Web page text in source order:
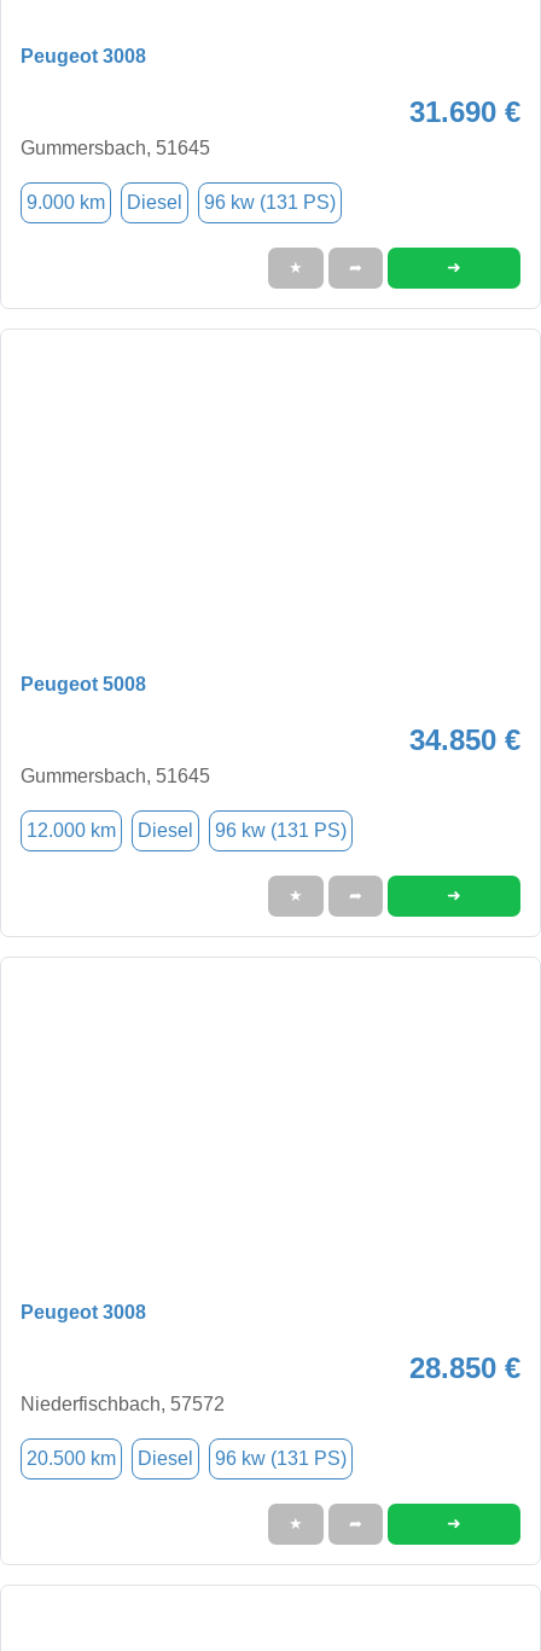
Peugeot 3008
31.690 €
Gummersbach, 51645
9.000 km Diesel 96 kw (131 PS)
★ ➦ ➜
Peugeot 5008
34.850 €
Gummersbach, 51645
12.000 km Diesel 96 kw (131 PS)
★ ➦ ➜
Peugeot 3008
28.850 €
Niederfischbach, 57572
20.500 km Diesel 96 kw (131 PS)
★ ➦ ➜